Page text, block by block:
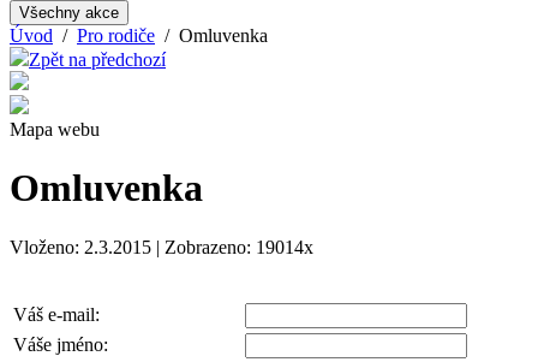
Všechny akce
Úvod / Pro rodiče / Omluvenka
Zpět na předchozí
Mapa webu
Omluvenka
Vloženo: 2.3.2015 | Zobrazeno: 19014x
Váš e-mail:
Váše jméno: